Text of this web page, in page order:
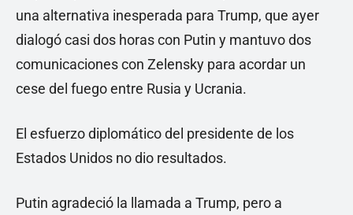
una alternativa inesperada para Trump, que ayer
dialogó casi dos horas con Putin y mantuvo dos
comunicaciones con Zelensky para acordar un
cese del fuego entre Rusia y Ucrania.
El esfuerzo diplomático del presidente de los
Estados Unidos no dio resultados.
Putin agradeció la llamada a Trump, pero a